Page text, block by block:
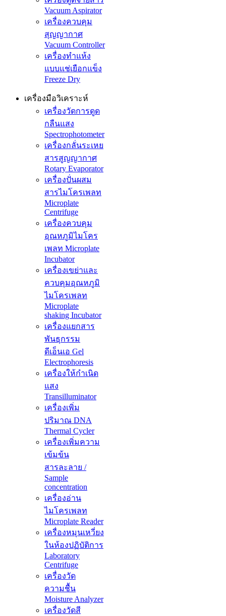
Vacuum Aspirator
เครื่องควบคุม
สุญญากาศ
Vacuum Controller
เครื่องทำแห้ง
แบบแช่เยือกแข็ง
Freeze Dry
เครื่องมือวิเคราะห์
เครื่องวัดการดูด
กลืนแสง
Spectrophotometer
เครื่องกลั่นระเหย
สารสูญญากาศ
Rotary Evaporator
เครื่องปั่นผสม
สารไมโครเพลท
Microplate
Centrifuge
เครื่องควบคุม
อุณหภูมิไมโคร
เพลท Microplate
Incubator
เครื่องเขย่าและ
ควบคุมอุณหภูมิ
ไมโครเพลท
Microplate
shaking Incubator
เครื่องแยกสาร
พันธุกรรม
ดีเอ็นเอ Gel
Electrophoresis
เครื่องให้กำเนิด
แสง
Transilluminator
เครื่องเพิ่ม
ปริมาณ DNA
Thermal Cycler
เครื่องเพิ่มความ
เข้มข้น
สารละลาย /
Sample
concentration
เครื่องอ่าน
ไมโครเพลท
Microplate Reader
เครื่องหมุนเหวี่ยง
ในห้องปฏิบัติการ
Laboratory
Centrifuge
เครื่องวัด
ความชื้น
Moisture Analyzer
เครื่องวัดสี